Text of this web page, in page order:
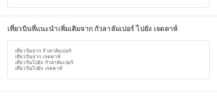
เที่ยวบินที่แนะนำเพิ่มเติมจาก กัวลาลัมเปอร์ ไปยัง เจดดาห์
เที่ยวบินจาก กัวลาลัมเปอร์
เที่ยวบินจาก เจดดาห์
เที่ยวบินไปยัง กัวลาลัมเปอร์
เที่ยวบินไปยัง เจดดาห์